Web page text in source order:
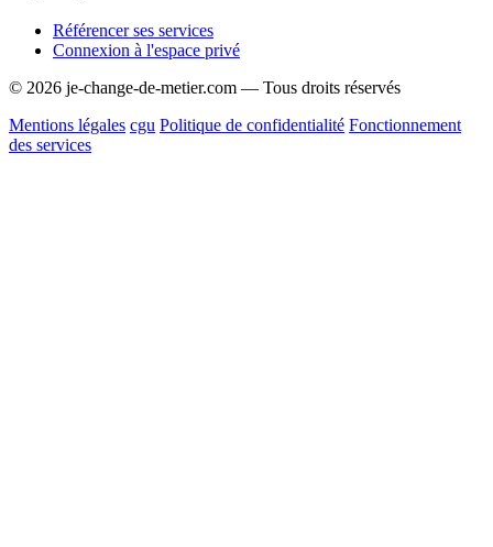
Référencer ses services
Connexion à l'espace privé
© 2026 je-change-de-metier.com — Tous droits réservés
Mentions légales cgu Politique de confidentialité Fonctionnement
des services